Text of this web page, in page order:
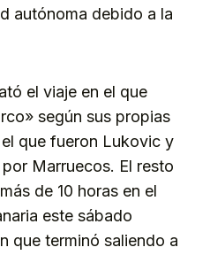
autónoma debido a la
el viaje en el que
según sus propias
que fueron Lukovic y
Marruecos. El resto
de 10 horas en el
este sábado
que terminó saliendo a